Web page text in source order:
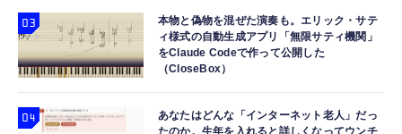
本物と偽物を混ぜた演奏も。エリック・サテ
ィ様式の自動生成アプリ「無限サティ機関」
をClaude Codeで作って公開した
（CloseBox）
あなたはどんな「インターネット老人」だっ